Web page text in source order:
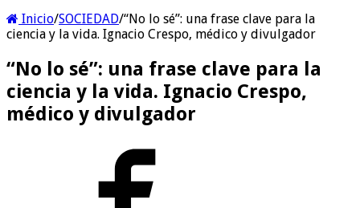
Inicio/SOCIEDAD/“No lo sé”: una frase clave para la
ciencia y la vida. Ignacio Crespo, médico y divulgador
“No lo sé”: una frase clave para la
ciencia y la vida. Ignacio Crespo,
médico y divulgador